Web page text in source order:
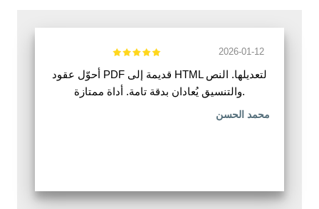
2026-01-12
أحوّل عقود PDF قديمة إلى HTML لتعديلها. النص
والتنسيق يُعادان بدقة تامة. أداة ممتازة.
محمد الحسن